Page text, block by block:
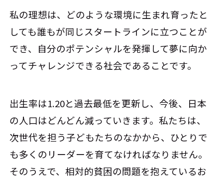
私の理想は、どのような環境に生まれ育ったと
しても誰もが同じスタートラインに立つことが
でき、自分のポテンシャルを発揮して夢に向か
ってチャレンジできる社会であることです。
出生率は1.20と過去最低を更新し、今後、日本
の人口はどんどん減っていきます。私たちは、
次世代を担う子どもたちのなかから、ひとりで
も多くのリーダーを育てなければなりません。
そのうえで、相対的貧困の問題を抱えているお